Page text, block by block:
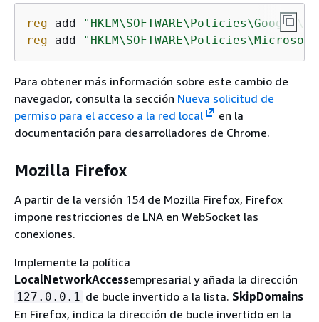
reg add
reg add
Para obtener más información sobre este cambio de
navegador, consulta la sección Nueva solicitud de
permiso para el acceso a la red local
en la
documentación para desarrolladores de Chrome.
Mozilla Firefox
A partir de la versión 154 de Mozilla Firefox, Firefox
impone restricciones de LNA en WebSocket las
conexiones.
Implemente la política
LocalNetworkAccessempresarial y añada la dirección
127.0.0.1 de bucle invertido a la lista. SkipDomains
En Firefox, indica la dirección de bucle invertido en la